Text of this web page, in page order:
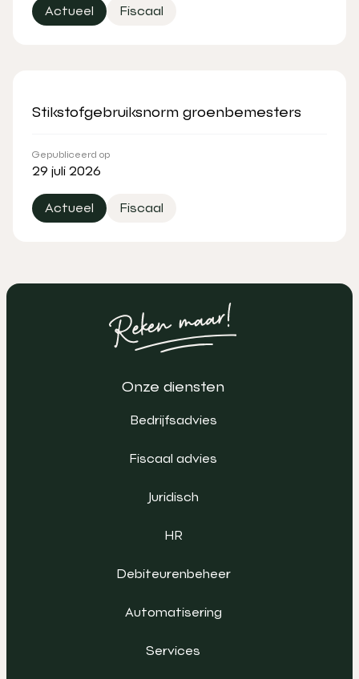
Actueel Fiscaal
Stikstofgebruiksnorm groenbemesters
Gepubliceerd op
29 juli 2026
Actueel Fiscaal
Onze diensten
Bedrijfsadvies
Fiscaal advies
Juridisch
HR
Debiteurenbeheer
Automatisering
Services